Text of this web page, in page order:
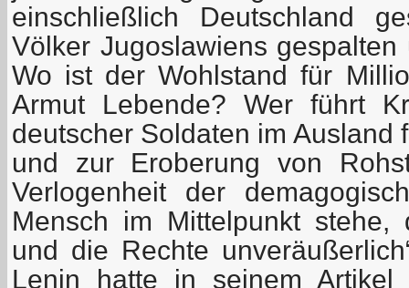
einschließlich Deutschland
Völker Jugoslawiens
Wo ist der Wohlstand für
Armut Lebende? Wer führt
deutscher Soldaten im Ausland
und zur Eroberung von
Verlogenheit der
Mensch im Mittelpunkt stehe,
und die Rechte
Lenin hatte in seinem